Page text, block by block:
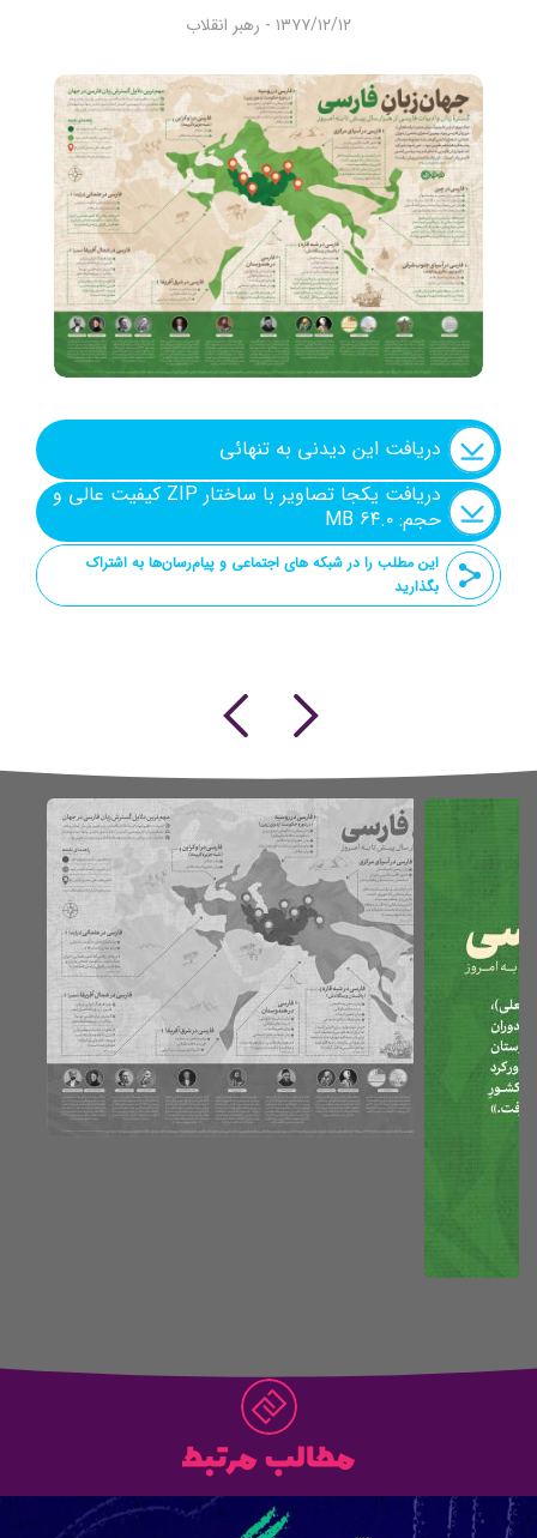
+ما
جستجو
جستجو
۱۳۷۷/۱۲/۱۲ - رهبر انقلاب
دریافت این دیدنی به تنهائی
دریافت یکجا تصاویر با ساختار ZIP کیفیت عالی و
حجم: ۶۴.۰ MB
این مطلب را در شبکه های اجتماعی و پیام‌رسان‌ها به اشتراک
بگذارید